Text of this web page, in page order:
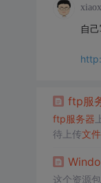
自
ftp服
ftp服务器
待上传文件
这个资源